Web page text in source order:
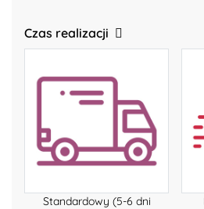
Czas realizacji
Standardowy (5-6 dni